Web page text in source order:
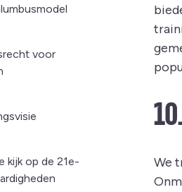
voor
kijk op de 21e-
We